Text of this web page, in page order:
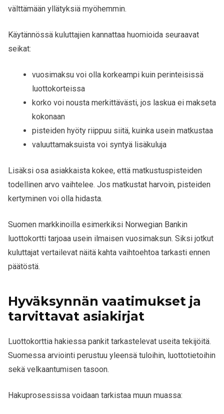
välttämään yllätyksiä myöhemmin.
Käytännössä kuluttajien kannattaa huomioida seuraavat
seikat:
vuosimaksu voi olla korkeampi kuin perinteisissä
luottokorteissa
korko voi nousta merkittävästi, jos laskua ei makseta
kokonaan
pisteiden hyöty riippuu siitä, kuinka usein matkustaa
valuuttamaksuista voi syntyä lisäkuluja
Lisäksi osa asiakkaista kokee, että matkustuspisteiden
todellinen arvo vaihtelee. Jos matkustat harvoin, pisteiden
kertyminen voi olla hidasta.
Suomen markkinoilla esimerkiksi Norwegian Bankin
luottokortti tarjoaa usein ilmaisen vuosimaksun. Siksi jotkut
kuluttajat vertailevat näitä kahta vaihtoehtoa tarkasti ennen
päätöstä.
Hyväksynnän vaatimukset ja
tarvittavat asiakirjat
Luottokorttia hakiessa pankit tarkastelevat useita tekijöitä.
Suomessa arviointi perustuu yleensä tuloihin, luottotietoihin
sekä velkaantumisen tasoon.
Hakuprosessissa voidaan tarkistaa muun muassa: